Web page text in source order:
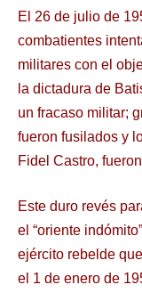
El 26 de julio de
combatientes
militares con el
la dictadura de
un fracaso militar;
fueron fusilados y
Fidel Castro,
Este duro revés
el “oriente
ejército rebelde
el 1 de enero de